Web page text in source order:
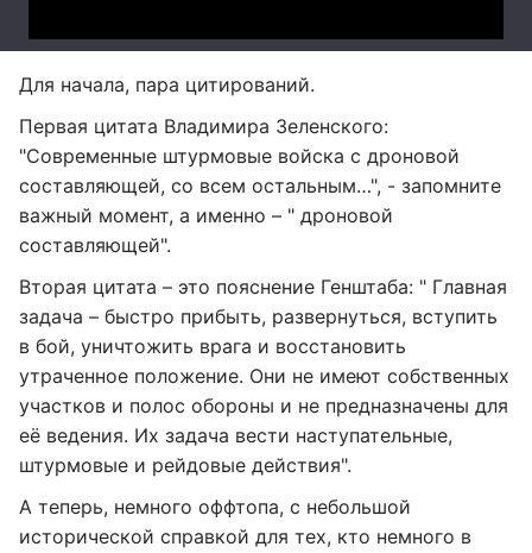
Для начала, пара цитирований.
Первая цитата Владимира Зеленского:
"Современные штурмовые войска с дроновой
составляющей, со всем остальным…", - запомните
важный момент, а именно – " дроновой
составляющей".
Вторая цитата – это пояснение Генштаба: " Главная
задача – быстро прибыть, развернуться, вступить
в бой, уничтожить врага и восстановить
утраченное положение. Они не имеют собственных
участков и полос обороны и не предназначены для
её ведения. Их задача вести наступательные,
штурмовые и рейдовые действия".
А теперь, немного оффтопа, с небольшой
исторической справкой для тех, кто немного в